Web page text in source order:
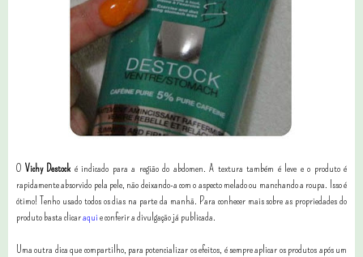
O Vichy Destock é indicado para a região do abdomen. A textura também é leve e o produto é
rapidamente absorvido pela pele, não deixando-a com o aspecto melado ou manchando a roupa. Isso é
ótimo! Tenho usado todos os dias na parte da manhã. Para conhecer mais sobre as propriedades do
produto basta clicaraqui e conferir a divulgação já publicada.
Uma outra dica que compartilho, para potencializar os efeitos, é sempre aplicar os produtos após um